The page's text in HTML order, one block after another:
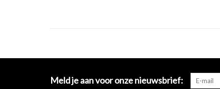
Meld je aan voor onze nieuwsbrief: